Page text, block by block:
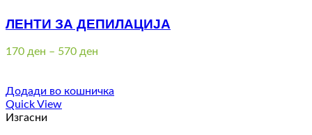
ЛЕНТИ ЗА ДЕПИЛАЦИЈА
170 ден – 570 ден
through
Додади во кошничка
Quick View
Изгасни